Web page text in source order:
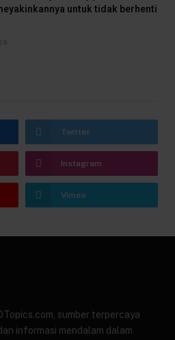
untuk tidak berhenti
Twitter
Instagram
Vimeo
sumber terpercaya
informasi mendalam dalam